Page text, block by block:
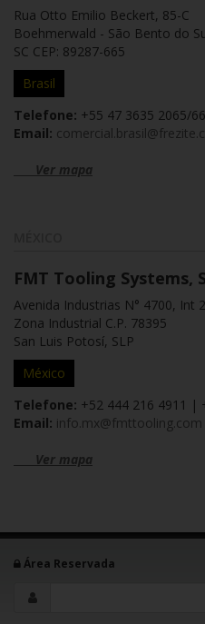
Rua Otto Emilio Beckert, 85-C
Boehmerwald - São Bento do
SC CEP: 89287-665
Brasil
Telefone: +55 47 3635 2065/66
Email:
Ver mapa
FMT Tooling Systems,
Avenida Industrias N° 4700, Int 2
Zona Industrial C.P. 78395
San Luis Potosí, SLP
México
Telefone: +52 444 216 4911 |
Email: info.mx@fmttooling.com
Ver mapa
Área Reservada